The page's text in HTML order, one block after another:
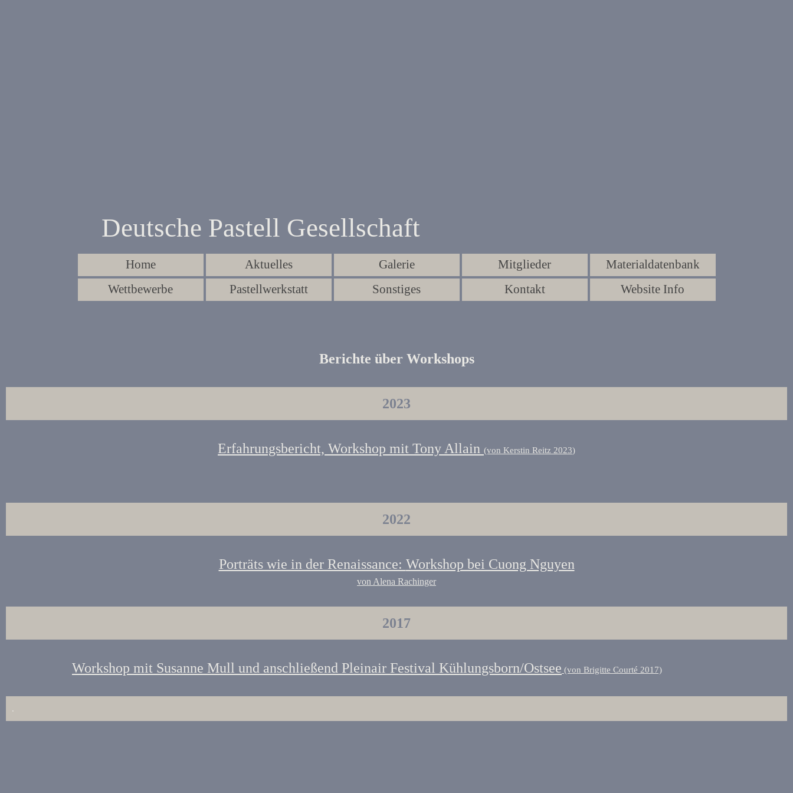
Deutsche Pastell Gesellschaft
Menü überspringen
Home Aktuelles ▼
Galerie ▼
Mitglieder ▼
Materialdatenbank
Wettbewerbe
▼
Pastellwerkstatt Sonstiges ▼
Kontakt Website Info
Berichte über Workshops
2023
Erfahrungsbericht, Workshop mit Tony Allain (von Kerstin Reitz 2023)
2022
Porträts wie in der Renaissance: Workshop bei Cuong Nguyen
von Alena Rachinger
2017
Workshop mit Susanne Mull und anschließend Pleinair Festival Kühlungsborn/Ostsee (von Brigitte Courté 2017)
.